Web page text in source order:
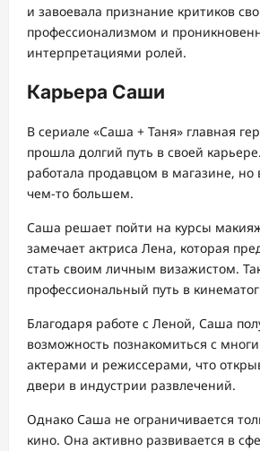
и завоевала признание критиков
профессионализмом и
интерпретациями ролей.
Карьера Саши
В сериале «Саша + Таня» главная
прошла долгий путь в своей
работала продавцом в магазине, но
чем-то большем.
Саша решает пойти на курсы
замечает актриса Лена, которая
стать своим личным визажистом.
профессиональный путь в
Благодаря работе с Леной, Саша
возможность познакомиться с
актерами и режиссерами, что
двери в индустрии развлечений.
Однако Саша не ограничивается
кино. Она активно развивается в